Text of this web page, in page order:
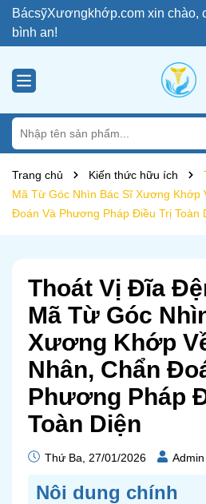
BácsỹXươngkhớp.com xin chào,
bình an!
Trang chủ Kiến thức hữu ích
Mã Từ Góc Nhìn Bác Sĩ Xương Khớp
Đoán Và Phương Pháp Điều Trị Toàn
Thoát Vị Đĩa
Mã Từ Góc
Xương Khớp
Nhân, Chẩn
Phương Pháp
Toàn Diện
Thứ Ba, 27/01/2026 Admin
Nôi dung chính